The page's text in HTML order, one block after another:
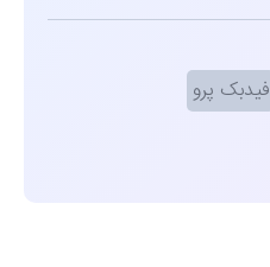
فیدبک پرو